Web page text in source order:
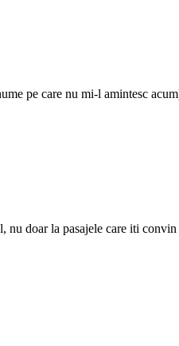
pe care nu mi-l amintesc
nu doar la pasajele care iti convin